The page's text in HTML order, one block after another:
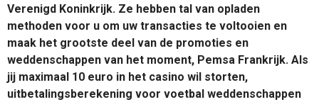
Verenigd Koninkrijk. Ze hebben tal van opladen
methoden voor u om uw transacties te voltooien en
maak het grootste deel van de promoties en
weddenschappen van het moment, Pemsa Frankrijk. Als
jij maximaal 10 euro in het casino wil storten,
uitbetalingsberekening voor voetbal weddenschappen